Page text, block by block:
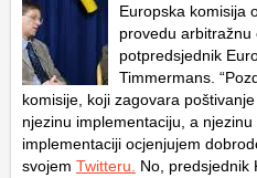
Europska komisija
provedu arbitražnu
potpredsjednik
Timmermans.
komisije, koji zagovara
njezinu implementaciju, a
implementaciji ocjenjujem
svojem Twitteru.
No, predsjednik